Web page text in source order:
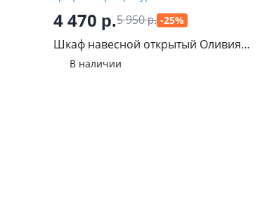
4 470 р.5 950р. -25%
Шкаф навесной открытый Оливия
Графит софт
В наличии